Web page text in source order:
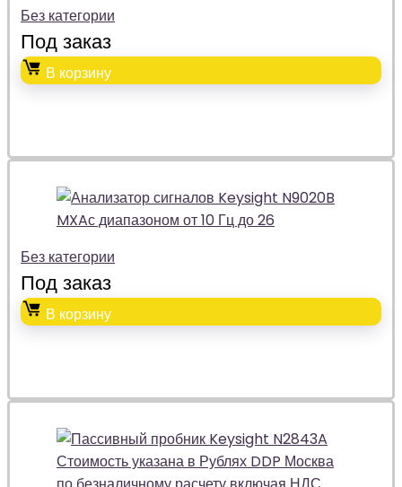
Без категории
Под заказ
В корзину
Без категории
Под заказ
В корзину